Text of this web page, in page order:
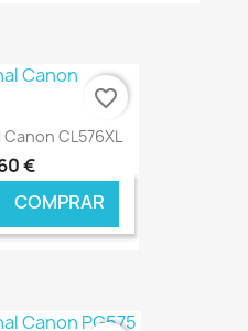
CL576XL
€
COMPRAR
€ ONLINE
favorite_border